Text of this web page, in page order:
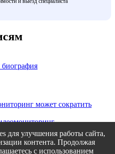
может сократить
видеомониторинга
видеомониторинг?
видеомониторинг
для улучшения работы сайта,
контента. Продолжая
с использованием